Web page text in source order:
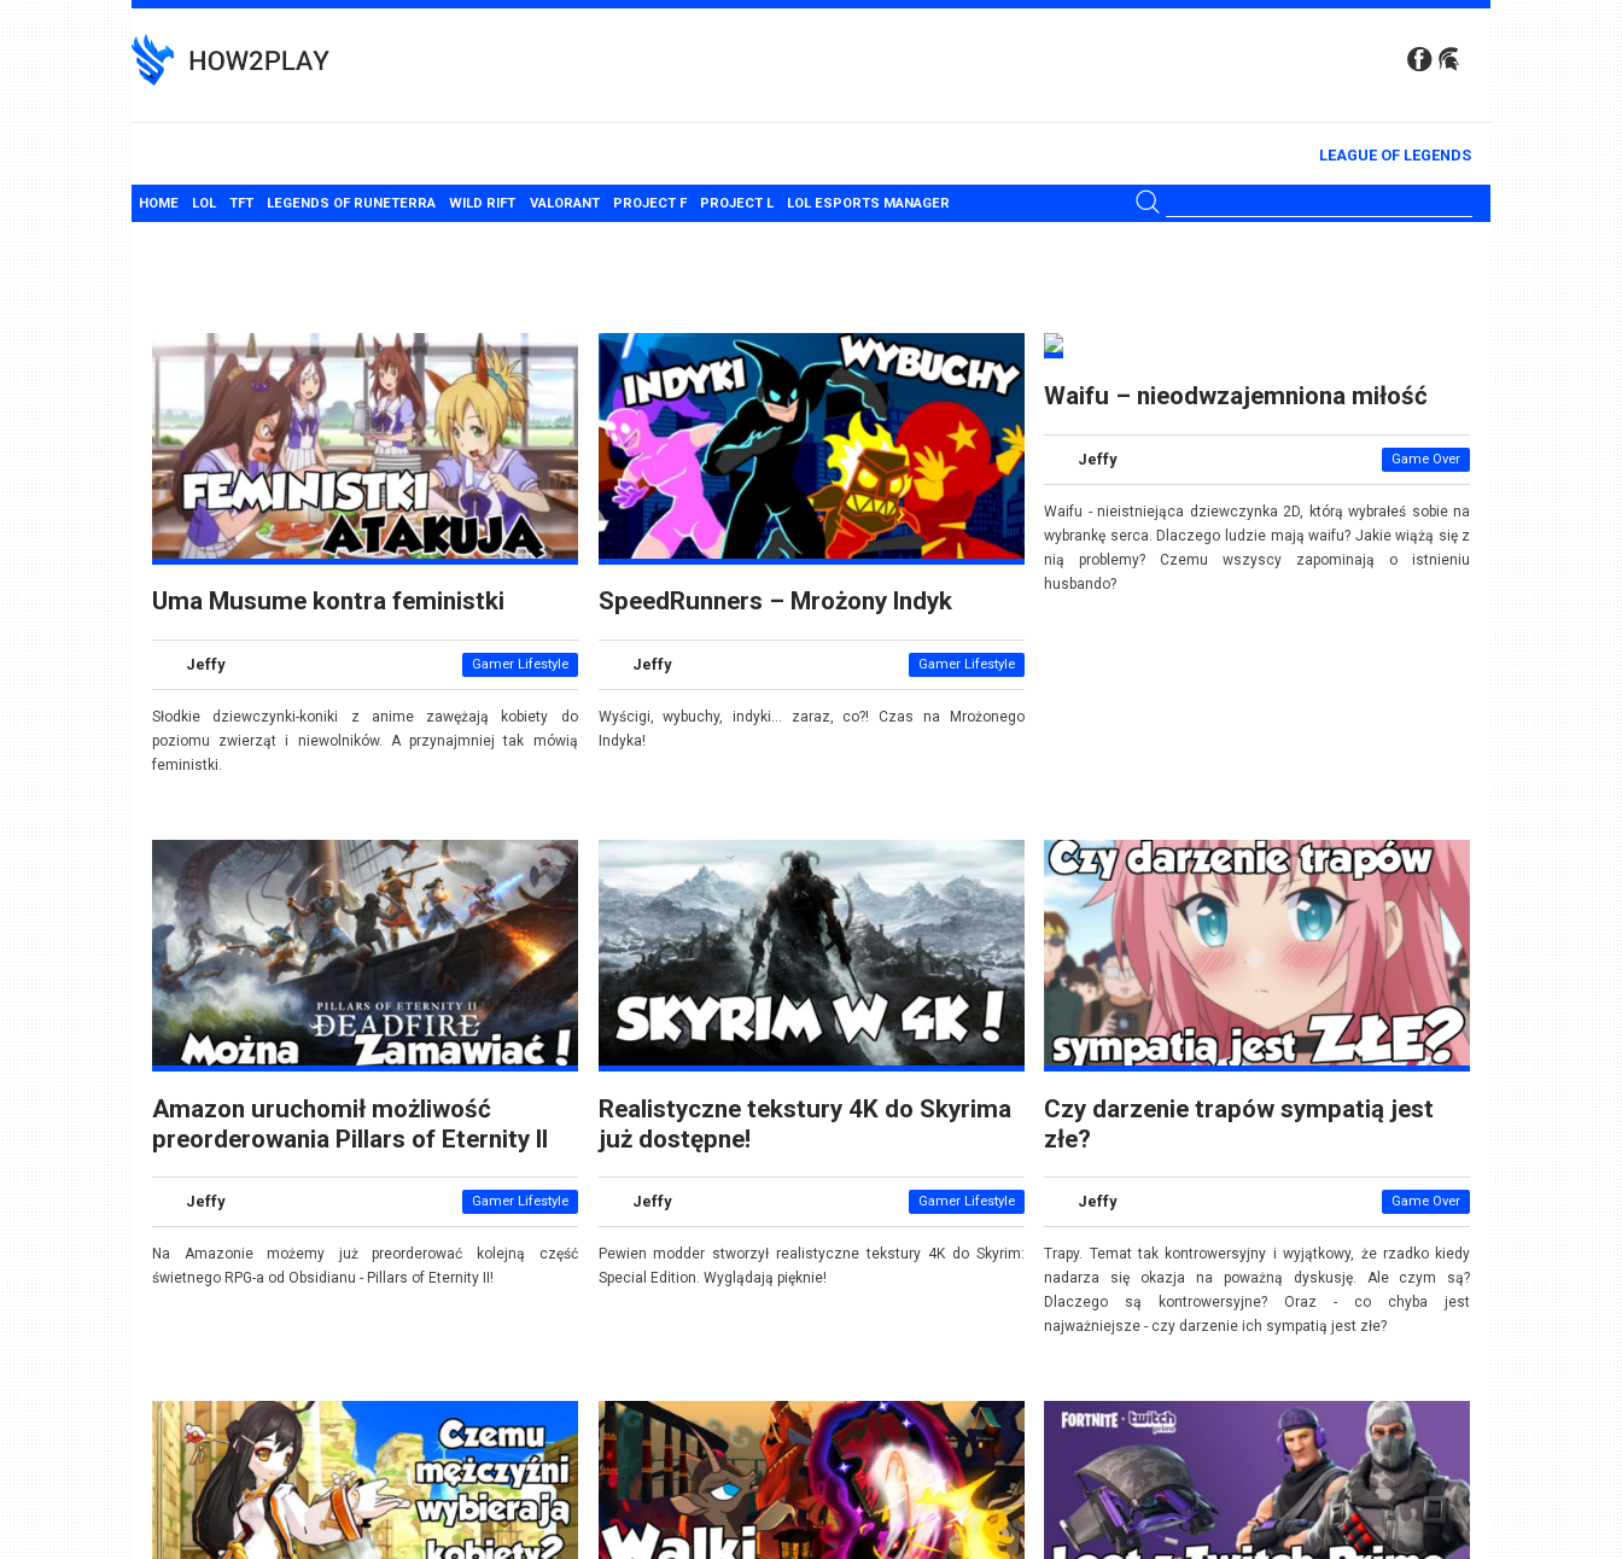
to
content
LEAGUE OF LEGENDS
HOME LOL TFT LEGENDS OF RUNETERRA WILD RIFT VALORANT PROJECT F PROJECT L LOL ESPORTS MANAGER
Uma Musume kontra feministki
Jeffy Gamer Lifestyle
Słodkie dziewczynki-koniki z anime zawężają kobiety do
poziomu zwierząt i niewolników. A przynajmniej tak mówią
feministki.
SpeedRunners – Mrożony Indyk
Jeffy Gamer Lifestyle
Wyścigi, wybuchy, indyki... zaraz, co?! Czas na Mrożonego
Indyka!
Waifu – nieodwzajemniona miłość
Jeffy Game Over
Waifu - nieistniejąca dziewczynka 2D, którą wybrałeś sobie na
wybrankę serca. Dlaczego ludzie mają waifu? Jakie wiążą się z
nią problemy? Czemu wszyscy zapominają o istnieniu
husbando?
Amazon uruchomił możliwość
preorderowania Pillars of Eternity II
Jeffy Gamer Lifestyle
Na Amazonie możemy już preorderować kolejną część
świetnego RPG-a od Obsidianu - Pillars of Eternity II!
Realistyczne tekstury 4K do Skyrima
już dostępne!
Jeffy Gamer Lifestyle
Pewien modder stworzył realistyczne tekstury 4K do Skyrim:
Special Edition. Wyglądają pięknie!
Czy darzenie trapów sympatią jest
złe?
Jeffy Game Over
Trapy. Temat tak kontrowersyjny i wyjątkowy, że rzadko kiedy
nadarza się okazja na poważną dyskusję. Ale czym są?
Dlaczego są kontrowersyjne? Oraz - co chyba jest
najważniejsze - czy darzenie ich sympatią jest złe?